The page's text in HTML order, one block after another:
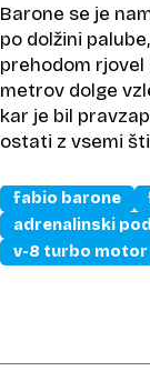
Barone se je
po dolžini
prehodom rjovel
metrov dolge
kar je bil
ostati z vsemi
fabio barone
adrenalinski
v-8 turbo motor